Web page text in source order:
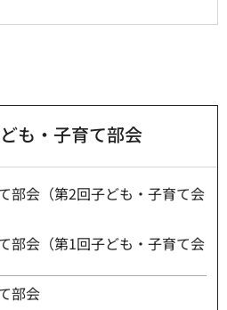
も・子育て部会
部会（第2回子ども・子育て会
部会（第1回子ども・子育て会
部会